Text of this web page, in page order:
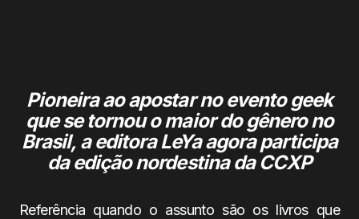
Pioneira ao apostar no evento geek
que se tornou o maior do gênero no
Brasil, a editora LeYa agora participa
da edição nordestina da CCXP
Referência quando o assunto são os livros que